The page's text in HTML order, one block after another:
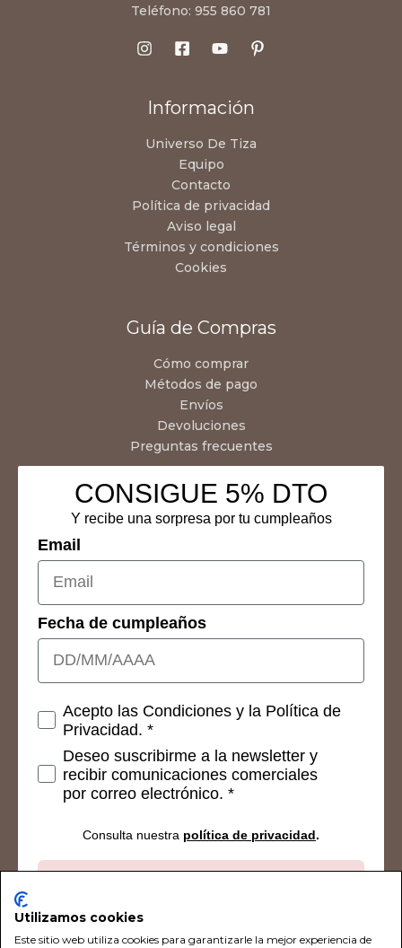
Teléfono: 955 860 781
Información
Universo De Tiza
Equipo
Contacto
Política de privacidad
Aviso legal
Términos y condiciones
Cookies
Guía de Compras
Cómo comprar
Métodos de pago
Envíos
Devoluciones
Preguntas frecuentes
CONSIGUE 5% DTO
Y recibe una sorpresa por tu cumpleaños
Email
Fecha de cumpleaños
Consetimientos
Acepto las Condiciones y la Política de
Privacidad. *
Deseo suscribirme a la newsletter y
recibir comunicaciones comerciales
por correo electrónico. *
Consulta nuestra política de privacidad.
Utilizamos cookies
Este sitio web utiliza cookies para garantizarle la mejor experiencia de